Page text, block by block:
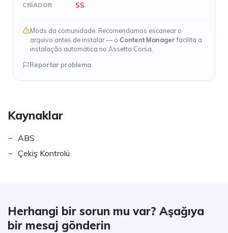
CRIADOR SS
Mods da comunidade. Recomendamos escanear o
arquivo antes de instalar — o Content Managerfacilita a
instalação automática no Assetto Corsa.
Reportar problema
Kaynaklar
- ABS
- Çekiş Kontrolü
Herhangi bir sorun mu var? Aşağıya
bir mesaj gönderin